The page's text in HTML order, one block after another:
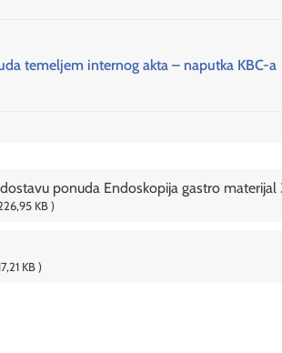
temeljem internog akta – naputka KBC-a
ponuda Endoskopija gastro materijal
KB
KB